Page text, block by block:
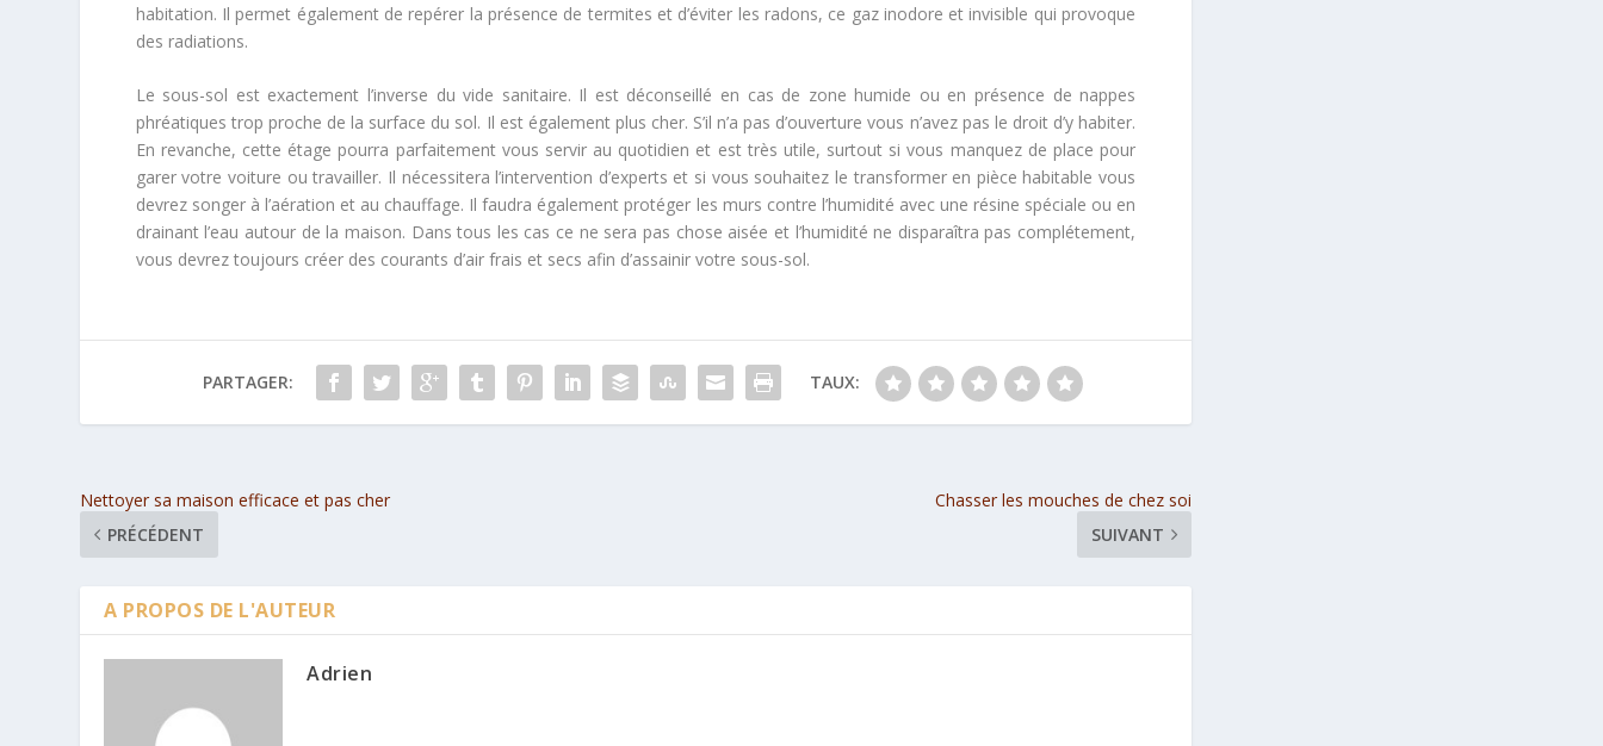
habitation. Il permet également de repérer la présence de termites et d’éviter les radons, ce gaz inodore et invisible qui provoque
des radiations.
Le sous-sol est exactement l’inverse du vide sanitaire. Il est déconseillé en cas de zone humide ou en présence de nappes
phréatiques trop proche de la surface du sol. Il est également plus cher. S’il n’a pas d’ouverture vous n’avez pas le droit d’y habiter.
En revanche, cette étage pourra parfaitement vous servir au quotidien et est très utile, surtout si vous manquez de place pour
garer votre voiture ou travailler. Il nécessitera l’intervention d’experts et si vous souhaitez le transformer en pièce habitable vous
devrez songer à l’aération et au chauffage. Il faudra également protéger les murs contre l’humidité avec une résine spéciale ou en
drainant l’eau autour de la maison. Dans tous les cas ce ne sera pas chose aisée et l’humidité ne disparaîtra pas complétement,
vous devrez toujours créer des courants d’air frais et secs afin d’assainir votre sous-sol.
PARTAGER: TAUX:
Nettoyer sa maison efficace et pas cher
PRÉCÉDENT
Chasser les mouches de chez soi
SUIVANT
A PROPOS DE L'AUTEUR
Adrien